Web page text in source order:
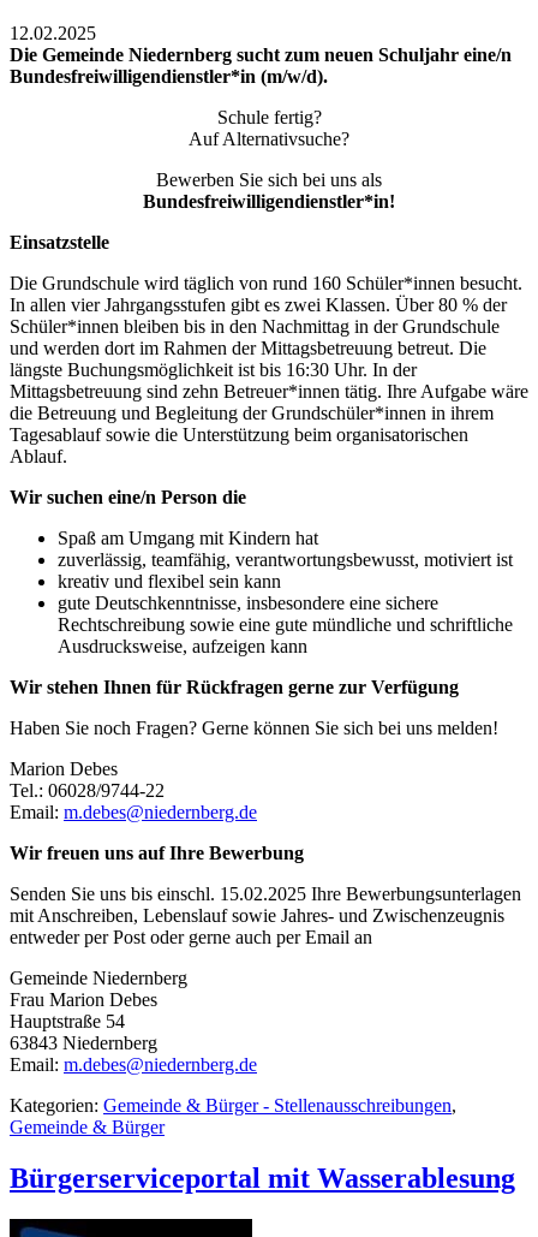
12.02.2025
Die Gemeinde Niedernberg sucht zum neuen Schuljahr eine/n
Bundesfreiwilligendienstler*in (m/w/d).
Schule fertig?
Auf Alternativsuche?
Bewerben Sie sich bei uns als
Bundesfreiwilligendienstler*in!
Einsatzstelle
Die Grundschule wird täglich von rund 160 Schüler*innen besucht.
In allen vier Jahrgangsstufen gibt es zwei Klassen. Über 80 % der
Schüler*innen bleiben bis in den Nachmittag in der Grundschule
und werden dort im Rahmen der Mittagsbetreuung betreut. Die
längste Buchungsmöglichkeit ist bis 16:30 Uhr. In der
Mittagsbetreuung sind zehn Betreuer*innen tätig. Ihre Aufgabe wäre
die Betreuung und Begleitung der Grundschüler*innen in ihrem
Tagesablauf sowie die Unterstützung beim organisatorischen
Ablauf.
Wir suchen eine/n Person die
Spaß am Umgang mit Kindern hat
zuverlässig, teamfähig, verantwortungsbewusst, motiviert ist
kreativ und flexibel sein kann
gute Deutschkenntnisse, insbesondere eine sichere
Rechtschreibung sowie eine gute mündliche und schriftliche
Ausdrucksweise, aufzeigen kann
Wir stehen Ihnen für Rückfragen gerne zur Verfügung
Haben Sie noch Fragen? Gerne können Sie sich bei uns melden!
Marion Debes
Tel.: 06028/9744-22
Email: m.debes@niedernberg.de
Wir freuen uns auf Ihre Bewerbung
Senden Sie uns bis einschl. 15.02.2025 Ihre Bewerbungsunterlagen
mit Anschreiben, Lebenslauf sowie Jahres- und Zwischenzeugnis
entweder per Post oder gerne auch per Email an
Gemeinde Niedernberg
Frau Marion Debes
Hauptstraße 54
63843 Niedernberg
Email: m.debes@niedernberg.de
Kategorien: Gemeinde & Bürger - Stellenausschreibungen,
Gemeinde & Bürger
Bürgerserviceportal mit Wasserablesung